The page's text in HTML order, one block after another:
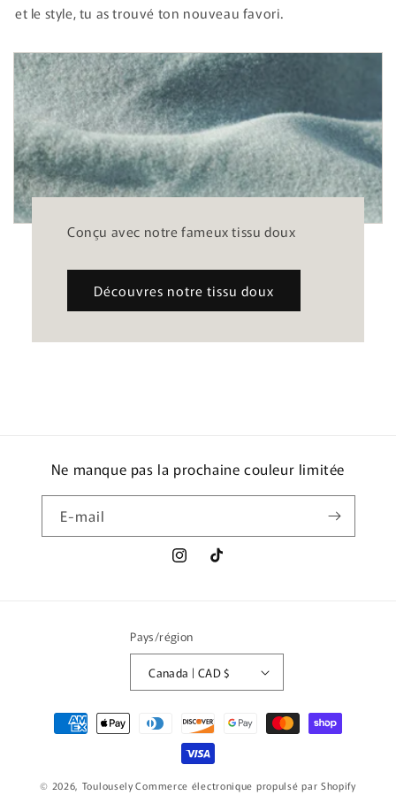
et le style, tu as trouvé ton nouveau favori.
Conçu avec notre fameux tissu doux
Découvres notre tissu doux
Ne manque pas la prochaine couleur limitée
E-mail
InstagramTikTok
Pays/région
Canada | CAD $
Moyens
© 2026, Toulousely Commerce électronique propulsé par Shopify